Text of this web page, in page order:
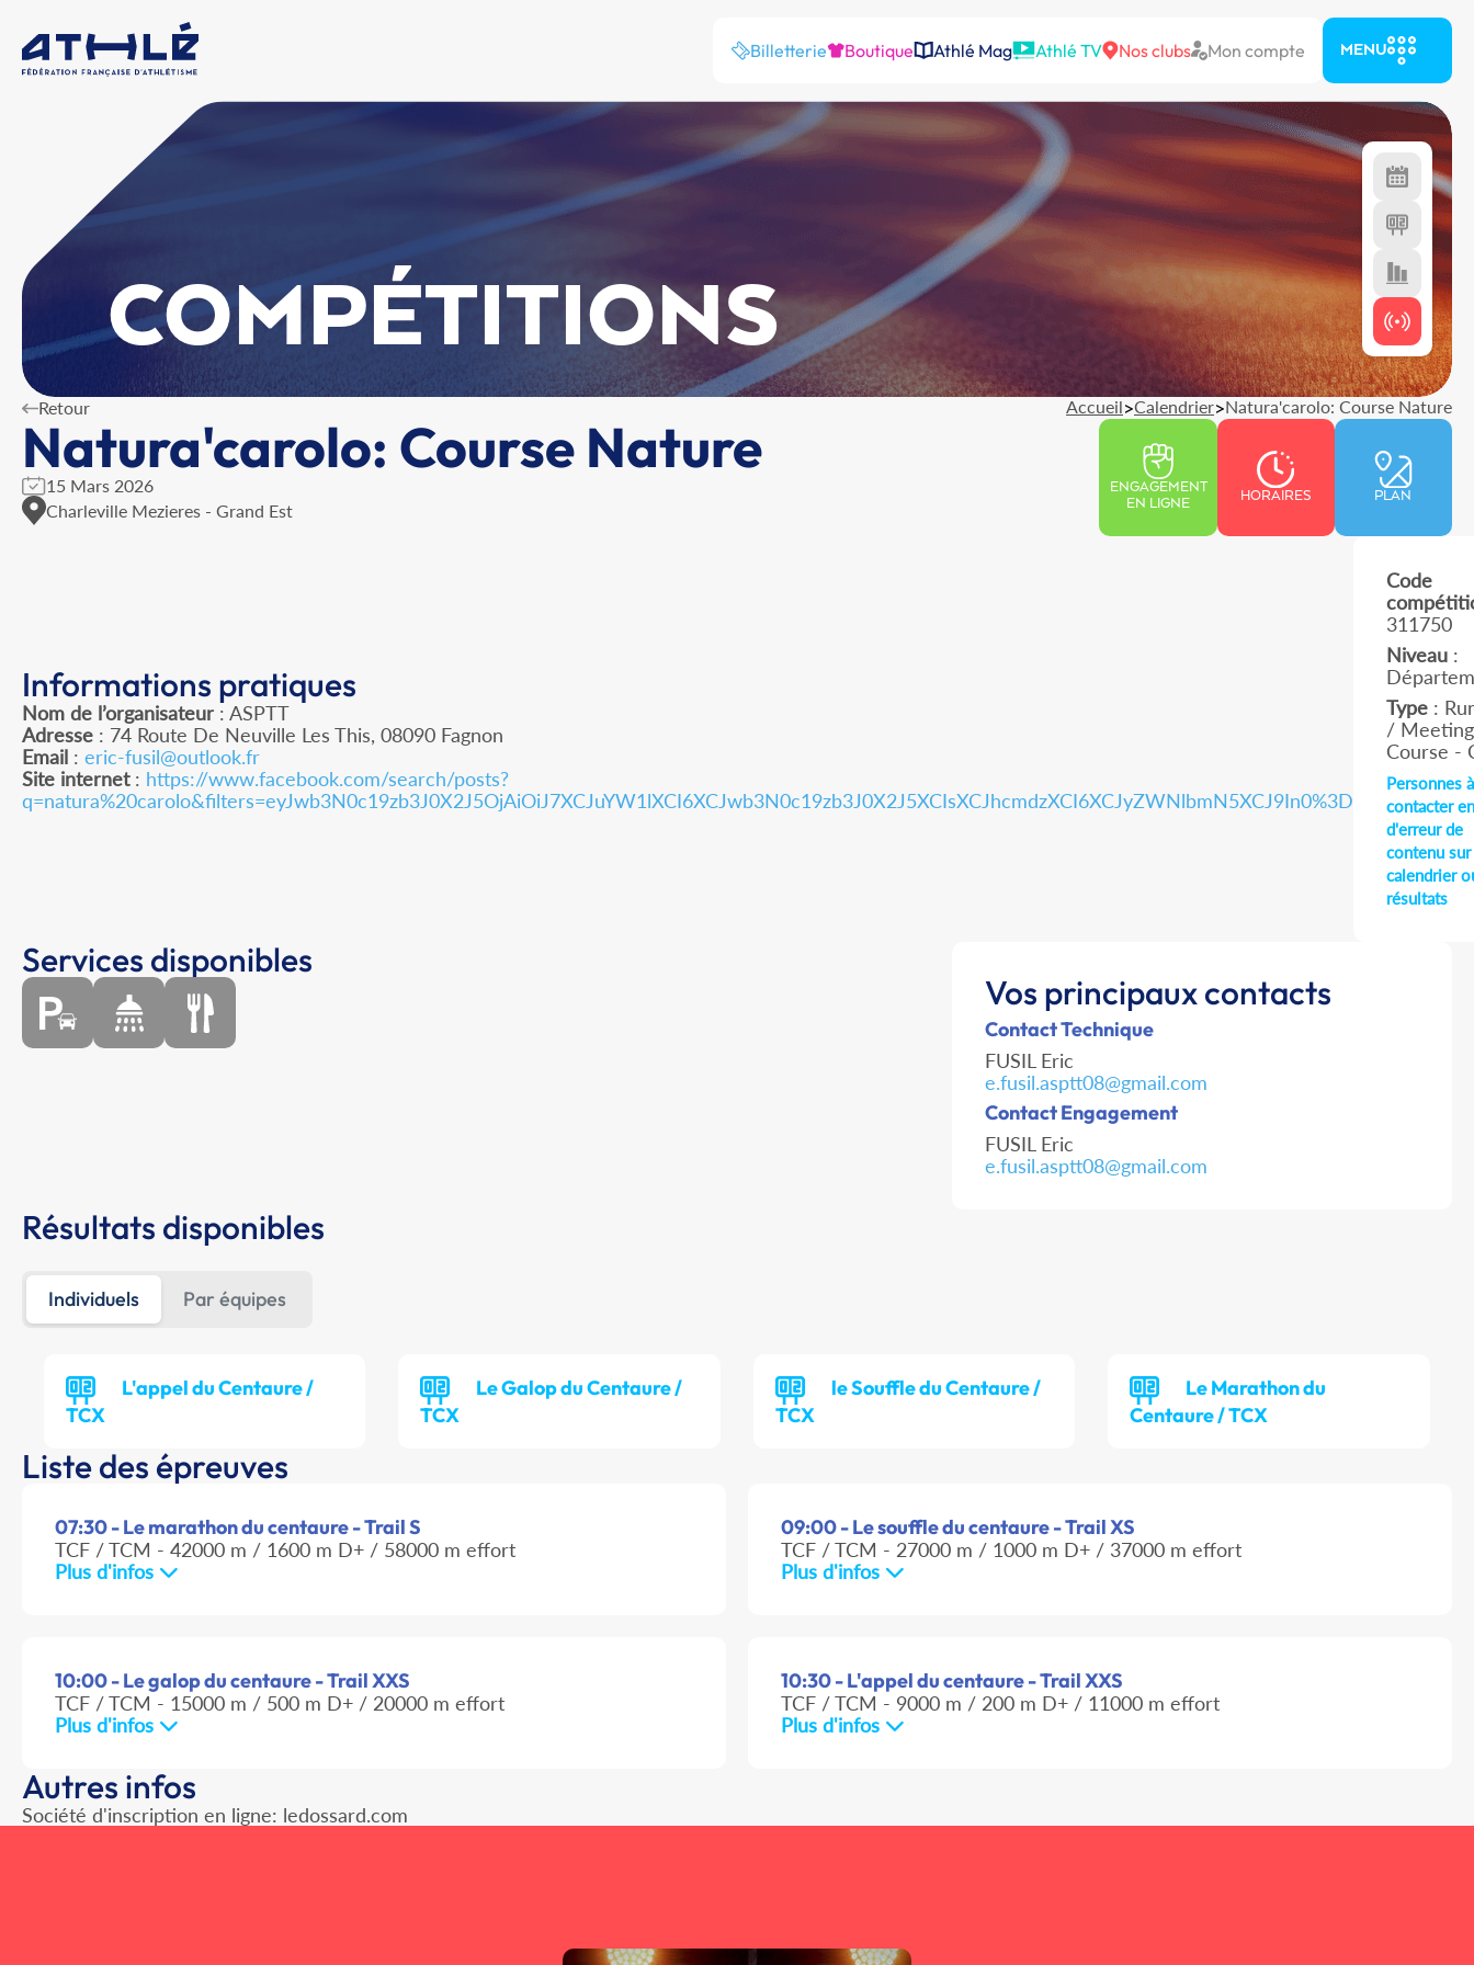
Billetterie Boutique Athlé Mag Athlé TV Nos clubs Mon compte MENU
COMPÉTITIONS
Retour Accueil>Calendrier>Natura'carolo: Course Nature
Natura'carolo: Course Nature
15 Mars 2026
Charleville Mezieres - Grand Est
ENGAGEMENT
EN LIGNE
HORAIRES PLAN
Informations pratiques
Nom de l’organisateur : ASPTT
Adresse : 74 Route De Neuville Les This, 08090 Fagnon
Email : eric-fusil@outlook.fr
Site internet: https://www.facebook.com/search/posts?
q=natura%20carolo&filters=eyJwb3N0c19zb3J0X2J5OjAiOiJ7XCJuYW1lXCI6XCJwb3N0c19zb3J0X2J5XCIsXCJhcmdzXCI6XCJyZWNlbmN5XCJ9In0%3D
Code
311750
Niveau :
Type :
/
Course -
Personnes à
contacter
d'erreur de
contenu sur
calendrier
résultats
Services disponibles
Vos principaux contacts
Contact Technique
FUSIL Eric
e.fusil.asptt08@gmail.com
Contact Engagement
FUSIL Eric
e.fusil.asptt08@gmail.com
Résultats disponibles
Individuels Par équipes
L'appel du Centaure /
TCX
Le Galop du Centaure /
TCX
le Souffle du Centaure /
TCX
Le Marathon du
Centaure / TCX
Liste des épreuves
07:30 - Le marathon du centaure - Trail S
TCF / TCM - 42000 m / 1600 m D+ / 58000 m effort
Plus d'infos
09:00 - Le souffle du centaure - Trail XS
TCF / TCM - 27000 m / 1000 m D+ / 37000 m effort
Plus d'infos
10:00 - Le galop du centaure - Trail XXS
TCF / TCM - 15000 m / 500 m D+ / 20000 m effort
Plus d'infos
10:30 - L'appel du centaure - Trail XXS
TCF / TCM - 9000 m / 200 m D+ / 11000 m effort
Plus d'infos
Autres infos
Société d'inscription en ligne: ledossard.com